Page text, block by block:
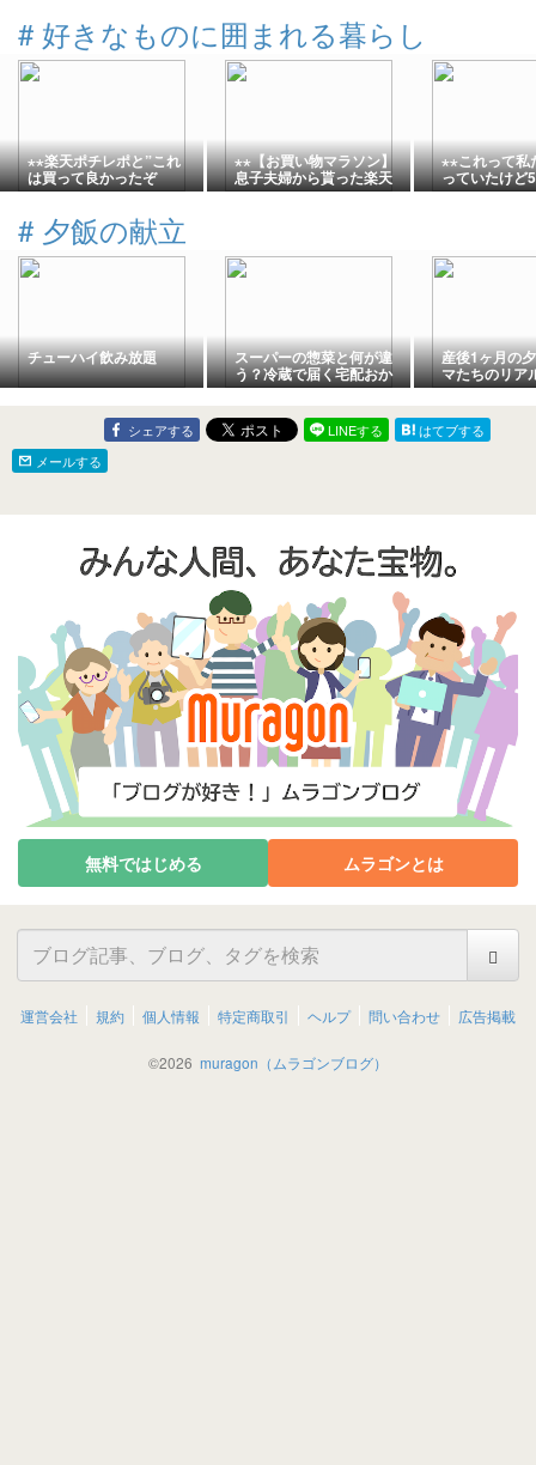
# 好きなものに囲まれる暮らし
⋆⋆楽天ポチレポと”これ
は買って良かったぞ
～！”なモノ♡⋆⋆
⋆⋆【お買い物マラソン】
息子夫婦から貰った楽天
キャッシュで悩んでたア
⋆⋆これって私
っていたけど
女性に多いみ
# 夕飯の献立
チューハイ飲み放題 スーパーの惣菜と何が違
う？冷蔵で届く宅配おか
ずを比べてみた
産後1ヶ月の
マたちのリア
り方
シェアする LINEする
はてブする
メールする
無料ではじめる ムラゴンとは
運営会社 規約 個人情報 特定商取引 ヘルプ 問い合わせ 広告掲載
©2026 muragon（ムラゴンブログ）